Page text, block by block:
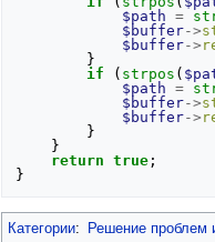
$path
=
$buffer->
$buffer->
}
if
( strpos (
$path
=
$buffer->
$buffer->
}
}
return
true ;
}
Категории: Решение проблем